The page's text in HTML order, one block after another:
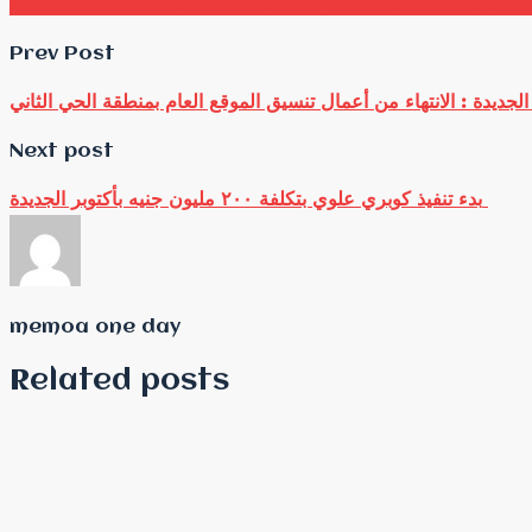
Prev Post
Next post
memoa one day
Related posts